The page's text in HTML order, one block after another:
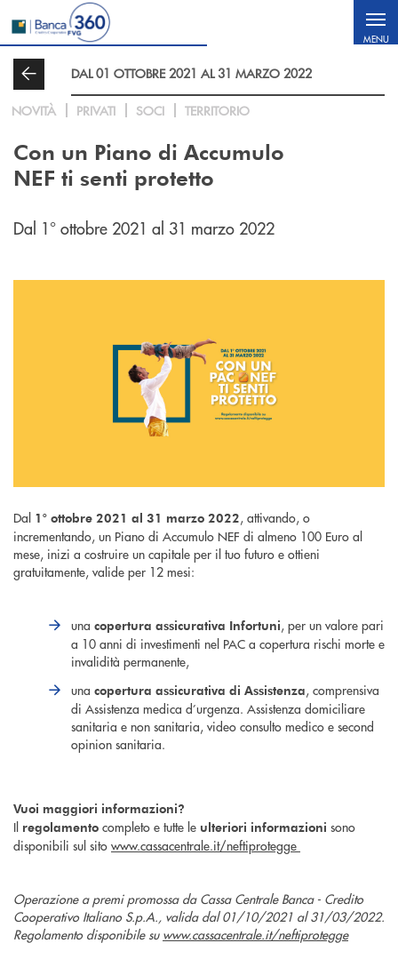
Salta al contenuto principale
MENU
DAL 01 OTTOBRE 2021 AL 31 MARZO 2022
NOVITÀ PRIVATI SOCI TERRITORIO
Con un Piano di Accumulo
NEF ti senti protetto
Dal 1° ottobre 2021 al 31 marzo 2022
Dal 1° ottobre 2021 al 31 marzo 2022, attivando, o
incrementando, un Piano di Accumulo NEF di almeno 100 Euro al
mese, inizi a costruire un capitale per il tuo futuro e ottieni
gratuitamente, valide per 12 mesi:
una copertura assicurativa Infortuni, per un valore pari
a 10 anni di investimenti nel PAC a copertura rischi morte e
invalidità permanente,
una copertura assicurativa di Assistenza, comprensiva
di Assistenza medica d’urgenza. Assistenza domiciliare
sanitaria e non sanitaria, video consulto medico e second
opinion sanitaria.
Vuoi maggiori informazioni?
Il regolamento completo e tutte le ulteriori informazioni sono
disponibili sul sito www.cassacentrale.it/neftiprotegge
Operazione a premi promossa da Cassa Centrale Banca - Credito
Cooperativo Italiano S.p.A., valida dal 01/10/2021 al 31/03/2022.
Regolamento disponibile su www.cassacentrale.it/neftiprotegge